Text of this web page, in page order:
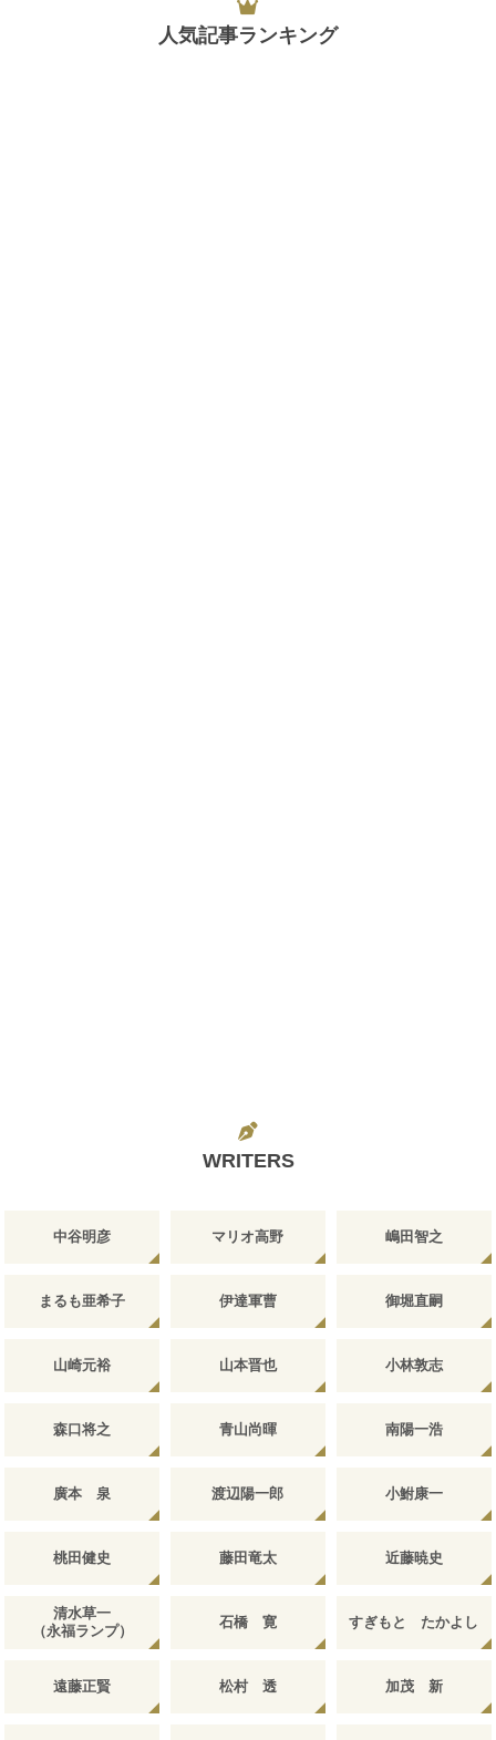
人気記事ランキング
WRITERS
中谷明彦 マリオ高野 嶋田智之
まるも亜希子 伊達軍曹 御堀直嗣
山崎元裕 山本晋也 小林敦志
森口将之 青山尚暉 南陽一浩
廣本 泉 渡辺陽一郎 小鮒康一
桃田健史 藤田竜太 近藤暁史
清水草一
（永福ランプ）
石橋 寛 すぎもと たかよし
遠藤正賢 松村 透 加茂 新